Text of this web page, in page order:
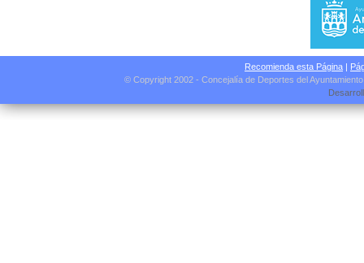
Recomienda esta Página |
© Copyright 2002 - Concejalía de Deportes del